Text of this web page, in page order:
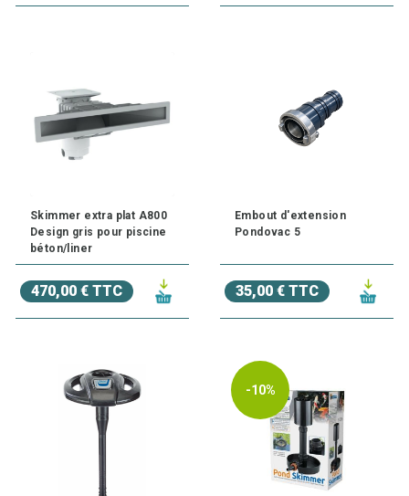
Skimmer extra plat A800
Design gris pour piscine
béton/liner
470,00 € TTC
Embout d'extension
Pondovac 5
35,00 € TTC
-10%